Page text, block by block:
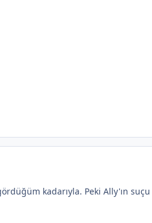
kadarıyla. Peki Ally'ın